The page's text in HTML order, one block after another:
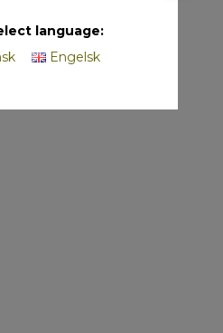
language:
Engelsk